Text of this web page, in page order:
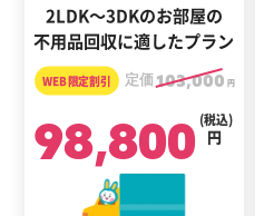
2LDK～3DKのお部屋の
不用品回収に適したプラン
定価103,000 円
98,800 円
(税込)